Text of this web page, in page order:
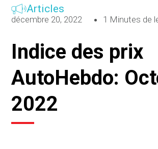
Articles
décembre 20, 2022 1 Minutes de
Indice des prix
AutoHebdo:
2022